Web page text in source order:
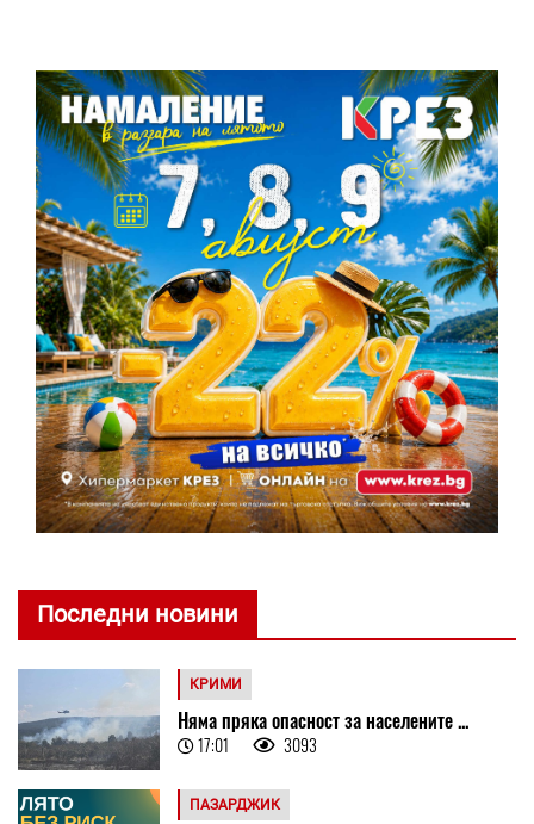
Последни новини
КРИМИ
Няма пряка опасност за населените ...
17:01 3093
ПАЗАРДЖИК